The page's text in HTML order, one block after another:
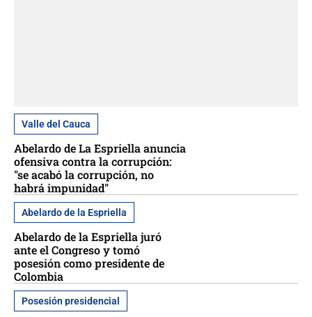
Valle del Cauca
Abelardo de La Espriella anuncia
ofensiva contra la corrupción:
"se acabó la corrupción, no
habrá impunidad"
Abelardo de la Espriella
Abelardo de la Espriella juró
ante el Congreso y tomó
posesión como presidente de
Colombia
Posesión presidencial